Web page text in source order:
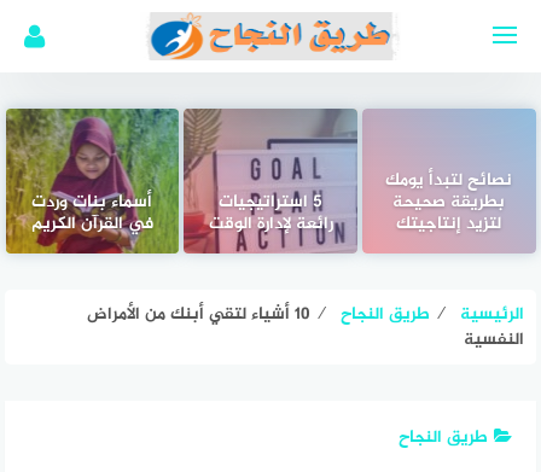
نصائح لتبدأ يومك
بطريقة صحيحة
لتزيد إنتاجيتك
5 استراتيجيات
رائعة لإدارة الوقت
أسماء بنات وردت
في القرآن الكريم
الرئيسية ⁄ طريق النجاح ⁄
10 أشياء لتقي أبنك من الأمراض
النفسية
طريق النجاح